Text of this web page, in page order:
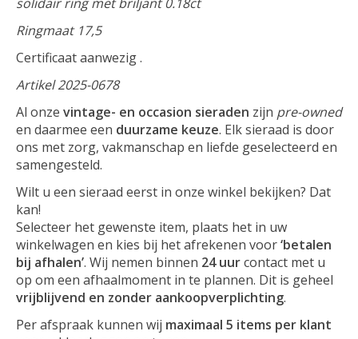
Ringmaat 17,5
Certificaat aanwezig .
Artikel 2025-0678
Al onze vintage- en occasion sieraden zijn pre-owned
en daarmee een duurzame keuze. Elk sieraad is door
ons met zorg, vakmanschap en liefde geselecteerd en
samengesteld.
Wilt u een sieraad eerst in onze winkel bekijken? Dat
kan!
Selecteer het gewenste item, plaats het in uw
winkelwagen en kies bij het afrekenen voor‘betalen
bij afhalen’. Wij nemen binnen 24 uurcontact met u
op om een afhaalmoment in te plannen. Dit is geheel
vrijblijvend en zonder aankoopverplichting.
Per afspraak kunnen wij maximaal 5 items per klant